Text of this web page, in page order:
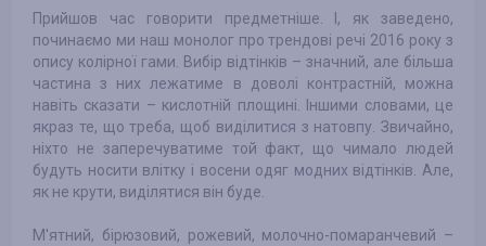
Прийшов час говорити предметніше. І, як заведено,
починаємо ми наш монолог про трендові речі 2016 року з
опису колірної гами. Вибір відтінків – значний, але більша
частина з них лежатиме в доволі контрастній, можна
навіть сказати – кислотній площині. Іншими словами, це
якраз те, що треба, щоб виділитися з натовпу. Звичайно,
ніхто не заперечуватиме той факт, що чимало людей
будуть носити влітку і восени одяг модних відтінків. Але,
як не крути, виділятися він буде.
М'ятний, бірюзовий, рожевий, молочно-помаранчевий –